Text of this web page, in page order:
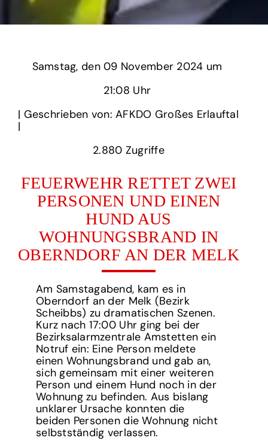
Samstag,
‎| Geschrieben von: AFKDO Großes Erlauftal
| ‎
2.880‏‏‎ ‎Zugriffe
FEUERWEHR RETTET ZWEI
PERSONEN UND EINEN
HUND AUS
WOHNUNGSBRAND IN
OBERNDORF AN DER MELK
Am Samstagabend, kam es in
Oberndorf an der Melk (Bezirk
Scheibbs) zu dramatischen Szenen.
Kurz nach 17:00 Uhr ging bei der
Bezirksalarmzentrale Amstetten ein
Notruf ein: Eine Person meldete
einen Wohnungsbrand und gab an,
sich gemeinsam mit einer weiteren
Person und einem Hund noch in der
Wohnung zu befinden. Aus bislang
unklarer Ursache konnten die
beiden Personen die Wohnung nicht
selbstständig verlassen.